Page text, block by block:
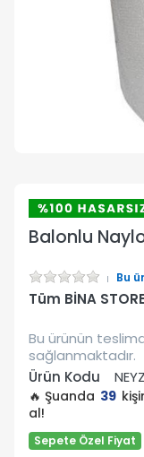
Balonlu
Bu
Tüm BİNA
Bu ürünün
sağlanmaktadır.
Ürün Kodu
🔥 Şuanda 39
al!
Sepete Özel Fiyat